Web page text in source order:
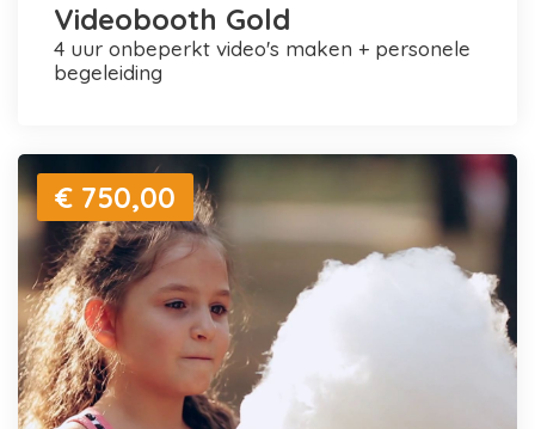
Videobooth Gold
4 uur onbeperkt video's maken + personele
begeleiding
€ 750,00